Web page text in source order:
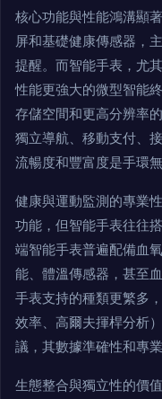
核心功能與性能鴻溝顯
屏和基礎健康傳感器，
提醒。而智能手表，尤
性能更強大的微型智能
存儲空間和更高分辨率
獨立導航、移動支付、
流暢度和豐富度是手環無
健康與運動監測的專業
功能，但智能手表往往
端智能手表普遍配備血
能、體溫傳感器，甚至
手表支持的種類更繁多
效率、高爾夫揮桿分析
議，其數據準確性和專
生態整合與獨立性的價